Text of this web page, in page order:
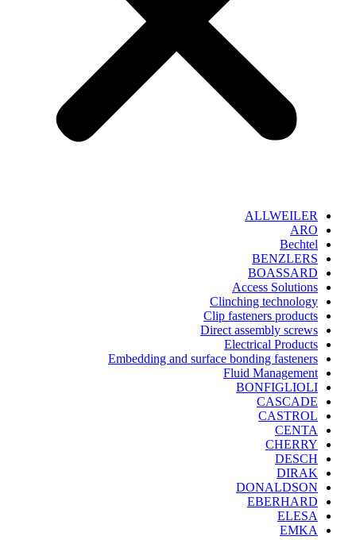
ALLWEILER
ARO
Bechtel
BENZLERS
BOASSARD
Access Solutions
Clinching technology
Clip fasteners products
Direct assembly screws
Electrical Products
Embedding and surface bonding fasteners
Fluid Management
BONFIGLIOLI
CASCADE
CASTROL
CENTA
CHERRY
DESCH
DIRAK
DONALDSON
EBERHARD
ELESA
EMKA